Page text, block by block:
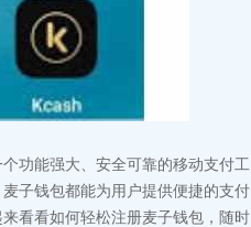
功能强大、安全可靠的移动支付工
子钱包都能为用户提供便捷的支付
看看如何轻松注册麦子钱包，随时